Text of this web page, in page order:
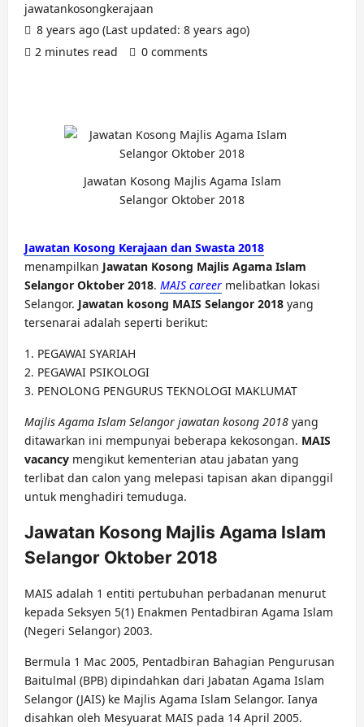
jawatankosongkerajaan
8 years ago (Last updated: 8 years ago)
2 minutes read
0 comments
Jawatan Kosong Majlis Agama Islam
Selangor Oktober 2018
Jawatan Kosong Kerajaan dan Swasta 2018
menampilkan Jawatan Kosong Majlis Agama Islam
Selangor Oktober 2018. MAIS career melibatkan lokasi
Selangor. Jawatan kosong MAIS Selangor 2018 yang
tersenarai adalah seperti berikut:
1. PEGAWAI SYARIAH
2. PEGAWAI PSIKOLOGI
3. PENOLONG PENGURUS TEKNOLOGI MAKLUMAT
Majlis Agama Islam Selangor jawatan kosong 2018 yang
ditawarkan ini mempunyai beberapa kekosongan. MAIS
vacancy mengikut kementerian atau jabatan yang
terlibat dan calon yang melepasi tapisan akan dipanggil
untuk menghadiri temuduga.
Jawatan Kosong Majlis Agama Islam
Selangor Oktober 2018
MAIS adalah 1 entiti pertubuhan perbadanan menurut
kepada Seksyen 5(1) Enakmen Pentadbiran Agama Islam
(Negeri Selangor) 2003.
Bermula 1 Mac 2005, Pentadbiran Bahagian Pengurusan
Baitulmal (BPB) dipindahkan dari Jabatan Agama Islam
Selangor (JAIS) ke Majlis Agama Islam Selangor. Ianya
disahkan oleh Mesyuarat MAIS pada 14 April 2005.